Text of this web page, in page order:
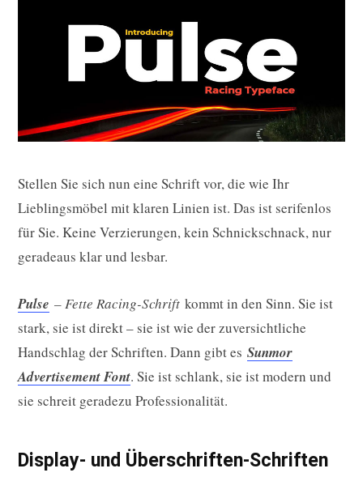
Stellen Sie sich nun eine Schrift vor, die wie Ihr
Lieblingsmöbel mit klaren Linien ist. Das ist serifenlos
für Sie. Keine Verzierungen, kein Schnickschnack, nur
geradeaus klar und lesbar.
Pulse – Fette Racing-Schrift kommt in den Sinn. Sie ist
stark, sie ist direkt – sie ist wie der zuversichtliche
Handschlag der Schriften. Dann gibt es Sunmor
Advertisement Font. Sie ist schlank, sie ist modern und
sie schreit geradezu Professionalität.
Display- und Überschriften-Schriften